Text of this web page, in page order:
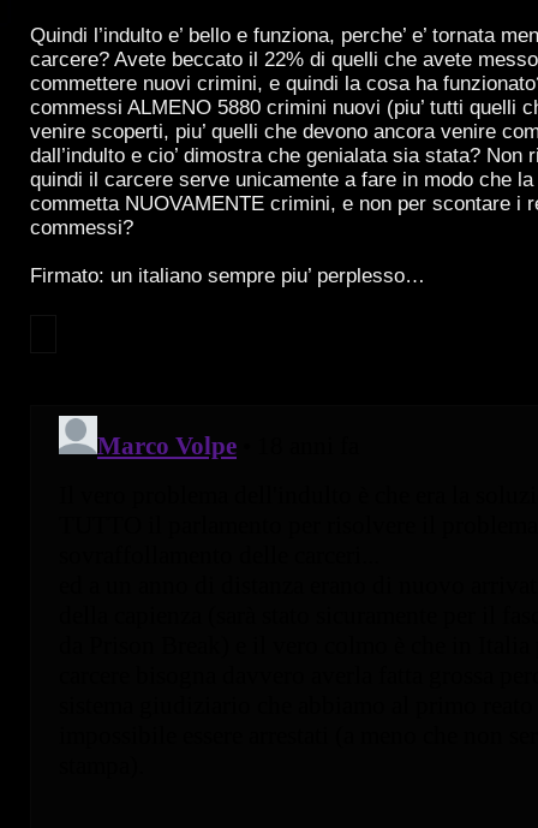
Quindi l’indulto e’ bello e funziona, perche’ e’ tornata
carcere? Avete beccato il 22% di quelli che avete
commettere nuovi crimini, e quindi la cosa ha
commessi ALMENO 5880 crimini nuovi (piu’ tutti quelli
venire scoperti, piu’ quelli che devono ancora venire
dall’indulto e cio’ dimostra che genialata sia stata?
quindi il carcere serve unicamente a fare in modo che la
commetta NUOVAMENTE crimini, e non per scontare i
commessi?
Firmato: un italiano sempre piu’ perplesso…